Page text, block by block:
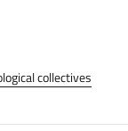
collectives